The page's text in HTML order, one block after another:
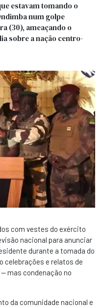
estavam tomando o
num golpe
(30), ameaçando o
sobre a nação centro-
com vestes do exército
nacional para anunciar
durante a tomada do
celebrações e relatos de
mas condenação no
da comunidade nacional e